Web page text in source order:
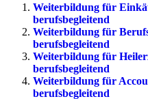
Weiterbildung für
berufsbegleitend
Weiterbildung für
berufsbegleitend
Weiterbildung für
berufsbegleitend
Weiterbildung für
berufsbegleitend